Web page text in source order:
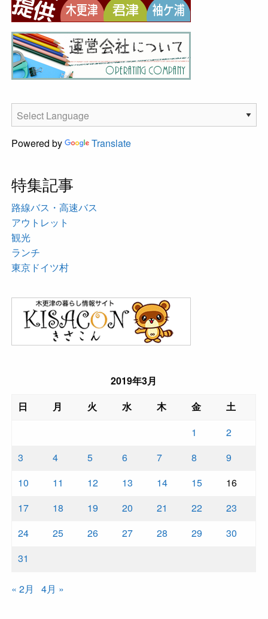
Powered by Translate
特集記事
路線バス・高速バス
アウトレット
観光
ランチ
東京ドイツ村
2019年3月
日
月 火 水 木 金
土
1
2
3
4 5 6 7 8
9
10
11 12 13 14 15
16
17
18 19 20 21 22
23
24
25 26 27 28 29
30
31
« 2月 4月 »